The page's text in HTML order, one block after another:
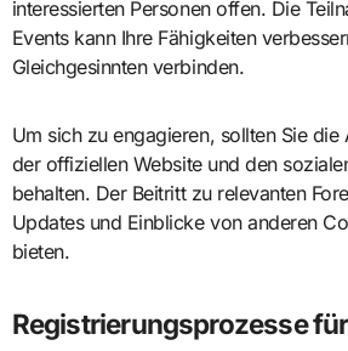
interessierten Personen offen. Die
Events kann Ihre Fähigkeiten
Gleichgesinnten verbinden.
Um sich zu engagieren, sollten Sie
der offiziellen Website und den
behalten. Der Beitritt zu relevanten
Updates und Einblicke von anderen
bieten.
Registrierungsprozesse